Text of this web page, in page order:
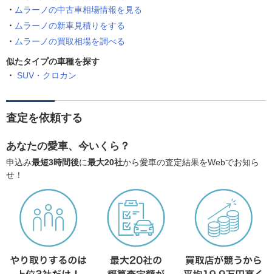
ムラーノの中古車相場情報を見る
ムラーノの新車見積りをする
ムラーノの買取相場を調べる
似たタイプの車種を探す
SUV・クロカン
査定を依頼する
あなたの愛車、今いくら？
申込み最短3時間後に最大20社から愛車の査定結果をWebでお知ら
せ！